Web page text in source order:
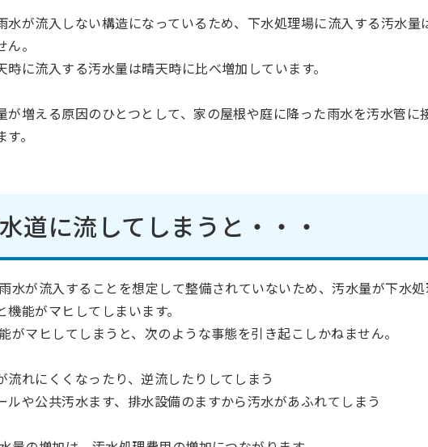
水が流入しない構造になっているため、下水処理場に流入する汚水量
。
時に流入する汚水量は晴天時に比べ増加しています。
が増える原因のひとつとして、家の屋根や庭に降った雨水を汚水管に
。
道に流してしまうと・・・
水が流入することを想定して整備されていないため、汚水量が下水
能がマヒしてしまいます。
がマヒしてしまうと、次のような事態を引き起こしかねません。
流れにくくなったり、逆流したりしてしまう
ルや公共汚水ます、排水設備のますから汚水があふれてしまう